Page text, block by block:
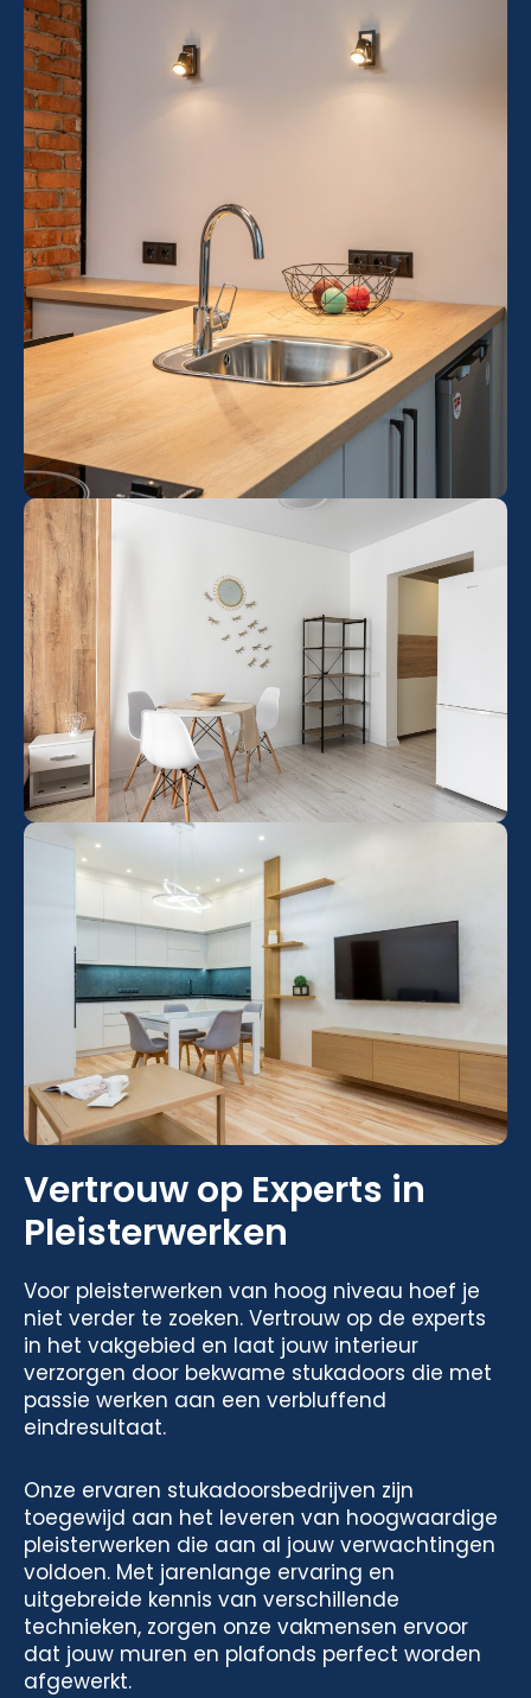
Vertrouw op Experts in
Pleisterwerken
Voor pleisterwerken van hoog niveau hoef je
niet verder te zoeken. Vertrouw op de experts
in het vakgebied en laat jouw interieur
verzorgen door bekwame stukadoors die met
passie werken aan een verbluffend
eindresultaat.
Onze ervaren stukadoorsbedrijven zijn
toegewijd aan het leveren van hoogwaardige
pleisterwerken die aan al jouw verwachtingen
voldoen. Met jarenlange ervaring en
uitgebreide kennis van verschillende
technieken, zorgen onze vakmensen ervoor
dat jouw muren en plafonds perfect worden
afgewerkt.